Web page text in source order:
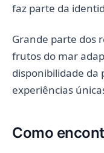
faz parte da
Grande parte dos
frutos do mar
disponibilidade da
experiências
Como